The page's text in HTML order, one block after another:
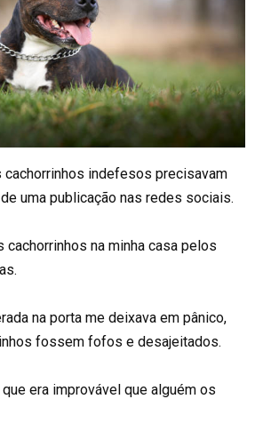
indefesos precisavam
uma publicação nas redes sociais.
na minha casa pelos
na porta me deixava em pânico,
fossem fofos e desajeitados.
era improvável que alguém os